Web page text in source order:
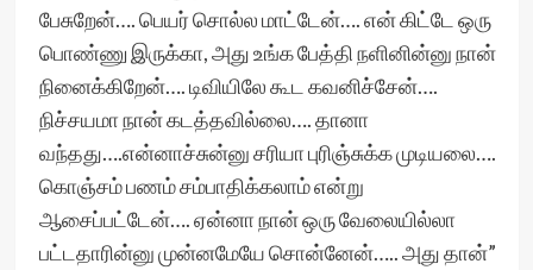
பேசுறேன்…. பெயர் சொல்ல மாட்டேன்…. என் கிட்டே ஒரு
பொண்ணு இருக்கா, அது உங்க பேத்தி நளினின்னு நான்
நினைக்கிறேன்…. டிவியிலே கூட கவனிச்சேன்….
நிச்சயமா நான் கடத்தவில்லை…. தானா
வந்தது….என்னாச்சுன்னு சரியா புரிஞ்சுக்க முடியலை….
கொஞ்சம் பணம் சம்பாதிக்கலாம் என்று
ஆசைப்பட்டேன்…. ஏன்னா நான் ஒரு வேலையில்லா
பட்டதாரின்னு முன்னமேயே சொன்னேன்….. அது தான்”